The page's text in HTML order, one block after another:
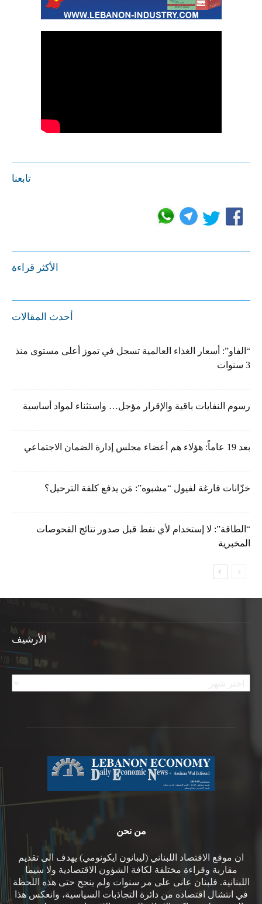
تابعنا
الأكثر قراءة
أحدث المقالات
“الفاو”: أسعار الغذاء العالمية تسجل في تموز أعلى مستوى منذ
3 سنوات
رسوم النفايات باقية والإقرار مؤجل… واستثناء لمواد أساسية
بعد 19 عاماً: هؤلاء هم أعضاء مجلس إدارة الضمان الاجتماعي
خزّانات فارغة لفيول “مشبوه”: مَن يدفع كلفة الترحيل؟
“الطاقة”: لا إستخدام لأي نفط قبل صدور نتائج الفحوصات
المخبرية
الأرشيف
الأرشيف
من نحن
ان موقع الاقتصاد اللبناني (ليبانون ايكونومي) يهدف الى تقديم
مقاربة وقراءة مختلفة لكافة الشؤون الاقتصادية ولا سيما
اللبنانية. فلبنان عانى على مر سنوات ولم ينجح حتى هذه اللحظة
في انتشال اقتصاده من دائرة التجاذبات السياسية، وانعكس هذا